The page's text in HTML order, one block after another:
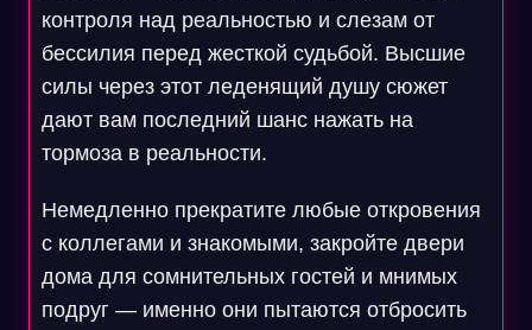
контроля над реальностью и слезам от
бессилия перед жесткой судьбой. Высшие
силы через этот леденящий душу сюжет
дают вам последний шанс нажать на
тормоза в реальности.
Немедленно прекратите любые откровения
с коллегами и знакомыми, закройте двери
дома для сомнительных гостей и мнимых
подруг — именно они пытаются отбросить